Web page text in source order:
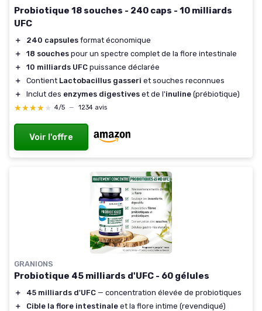
Probiotique 18 souches - 240 caps - 10 milliards
UFC
＋ 240 capsules format économique
＋
18 souches pour un spectre complet de la flore intestinale
＋
10 milliards UFC puissance déclarée
＋
Contient Lactobacillus gasseri et souches reconnues
＋
Inclut des enzymes digestives et de l'inuline (prébiotique)
★★★★★
★★★★★ 4/5 — 1234 avis
Voir l'offre
GRANIONS
Probiotique 45 milliards d'UFC - 60 gélules
＋ 45 milliards d'UFC — concentration élevée de probiotiques
＋
Cible la flore intestinale et la flore intime (revendiqué)